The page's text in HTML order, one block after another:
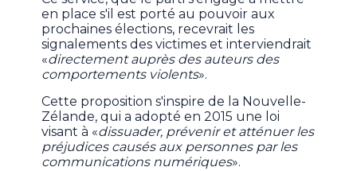
en place s'il est porté au pouvoir aux
prochaines élections, recevrait les
signalements des victimes et interviendrait
«directement auprès des auteurs des
comportements violents».
Cette proposition s'inspire de la Nouvelle-
Zélande, qui a adopté en 2015 une loi
visant à «dissuader, prévenir et atténuer les
préjudices causés aux personnes par les
communications numériques».